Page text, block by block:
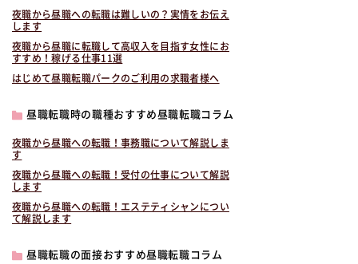
夜職から昼職への転職は難しいの？実情をお伝え
します
夜職から昼職に転職して高収入を目指す女性にお
すすめ！稼げる仕事11選
はじめて昼職転職パークのご利用の求職者様へ
昼職転職時の職種おすすめ昼職転職コラム
夜職から昼職への転職！事務職について解説しま
す
夜職から昼職への転職！受付の仕事について解説
します
夜職から昼職への転職！エステティシャンについ
て解説します
昼職転職の面接おすすめ昼職転職コラム